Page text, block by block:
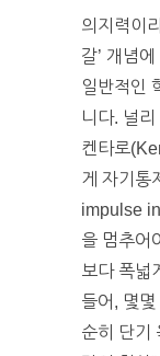
의지력이
갈’ 개념
일반적인
니다. 널
켄타로
게 자기통
impulse
을 멈추어
보다 폭넓
들어, 몇
순히 단기